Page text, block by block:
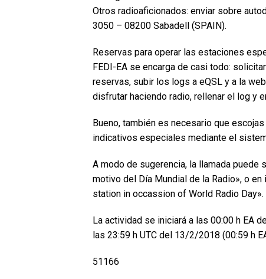
Otros radioaficionados: enviar sobre
3050 – 08200 Sabadell (SPAIN).
Reservas para operar las estaciones
FEDI-EA se encarga de casi todo:
reservas, subir los logs a eQSL y a la
disfrutar haciendo radio, rellenar el log y
Bueno, también es necesario que
indicativos especiales mediante el
A modo de sugerencia, la llamada puede
motivo del Día Mundial de la Radio», o
station in occassion of World Radio Day».
La actividad se iniciará a las 00:00 h EA
las 23:59 h UTC del 13/2/2018 (00:59 h
51166